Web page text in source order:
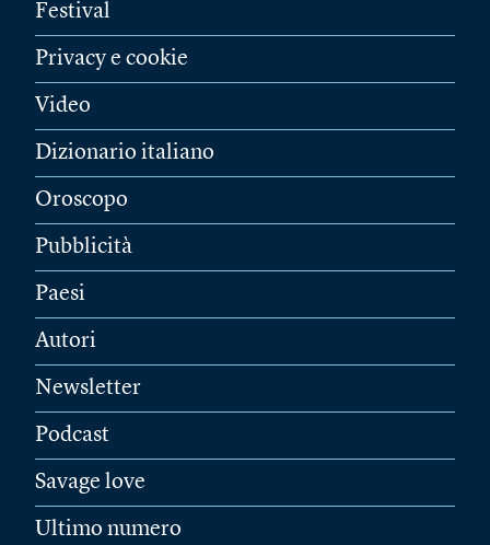
Festival
Privacy e cookie
Video
Dizionario italiano
Oroscopo
Pubblicità
Paesi
Autori
Newsletter
Podcast
Savage love
Ultimo numero